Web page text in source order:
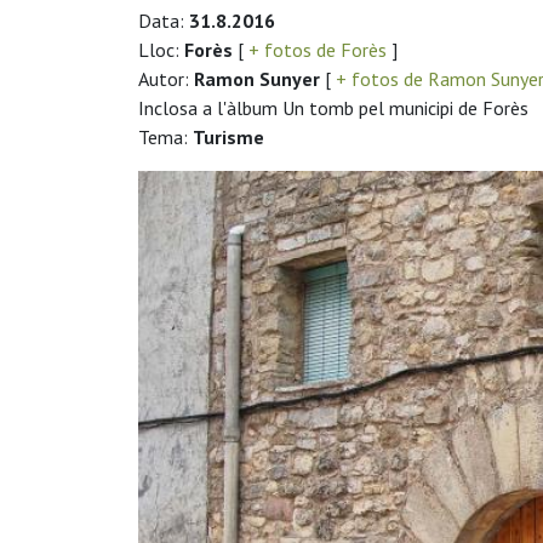
Data: 31.8.2016
Lloc: Forès [ + fotos de Forès ]
Autor: Ramon Sunyer [ + fotos de Ramon
Inclosa a l'àlbum Un tomb pel municipi de Forès
Tema: Turisme